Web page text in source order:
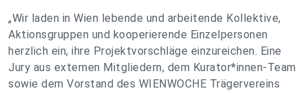
„Wir laden in Wien lebende und arbeitende Kollektive,
Aktionsgruppen und kooperierende Einzelpersonen
herzlich ein, ihre Projektvorschläge einzureichen. Eine
Jury aus externen Mitgliedern, dem Kurator*innen-Team
sowie dem Vorstand des WIENWOCHE Trägervereins